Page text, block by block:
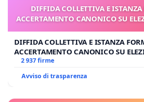
DIFFIDA COLLETTIVA E
ACCERTAMENTO CANONICO SU
DIFFIDA COLLETTIVA E ISTANZA
ACCERTAMENTO CANONICO SU
2 937 firme
Avviso di trasparenza